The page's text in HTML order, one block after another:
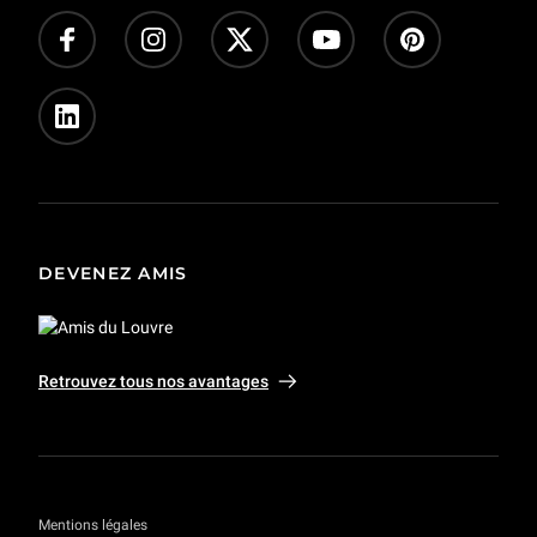
Presse
Offres d’emploi - concours
Privatisations et tournages
DEVENEZ AMIS
Retrouvez tous nos avantages
Mentions légales